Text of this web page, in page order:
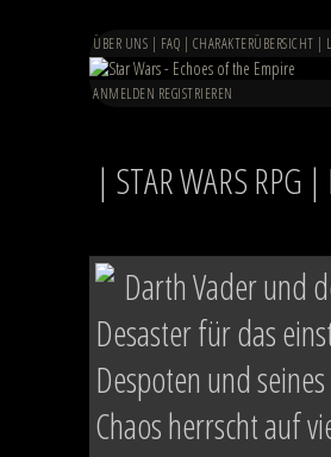
ÜBER UNS | FAQ | CHARAKTERÜBERSICHT |
ANMELDEN REGISTRIEREN
| STAR WARS RPG
Darth Vader und
Desaster für das
Despoten und
Chaos herrscht auf